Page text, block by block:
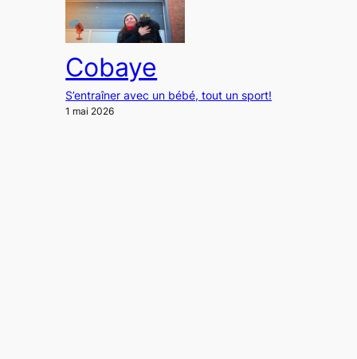
Cobaye
S’entraîner avec un bébé, tout un sport!
1 mai 2026